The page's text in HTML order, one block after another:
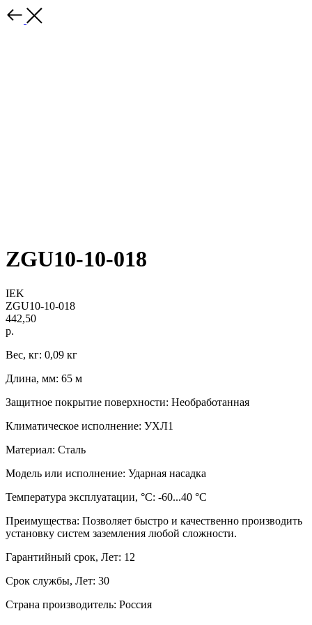
ZGU10-10-018
IEK
ZGU10-10-018
442,50
р.
Вес, кг: 0,09 кг
Длина, мм: 65 м
Защитное покрытие поверхности: Необработанная
Климатическое исполнение: УХЛ1
Материал: Сталь
Модель или исполнение: Ударная насадка
Температура эксплуатации, °C: -60...40 °C
Преимущества: Позволяет быстро и качественно производить
установку систем заземления любой сложности.
Гарантийный срок, Лет: 12
Срок службы, Лет: 30
Страна производитель: Россия